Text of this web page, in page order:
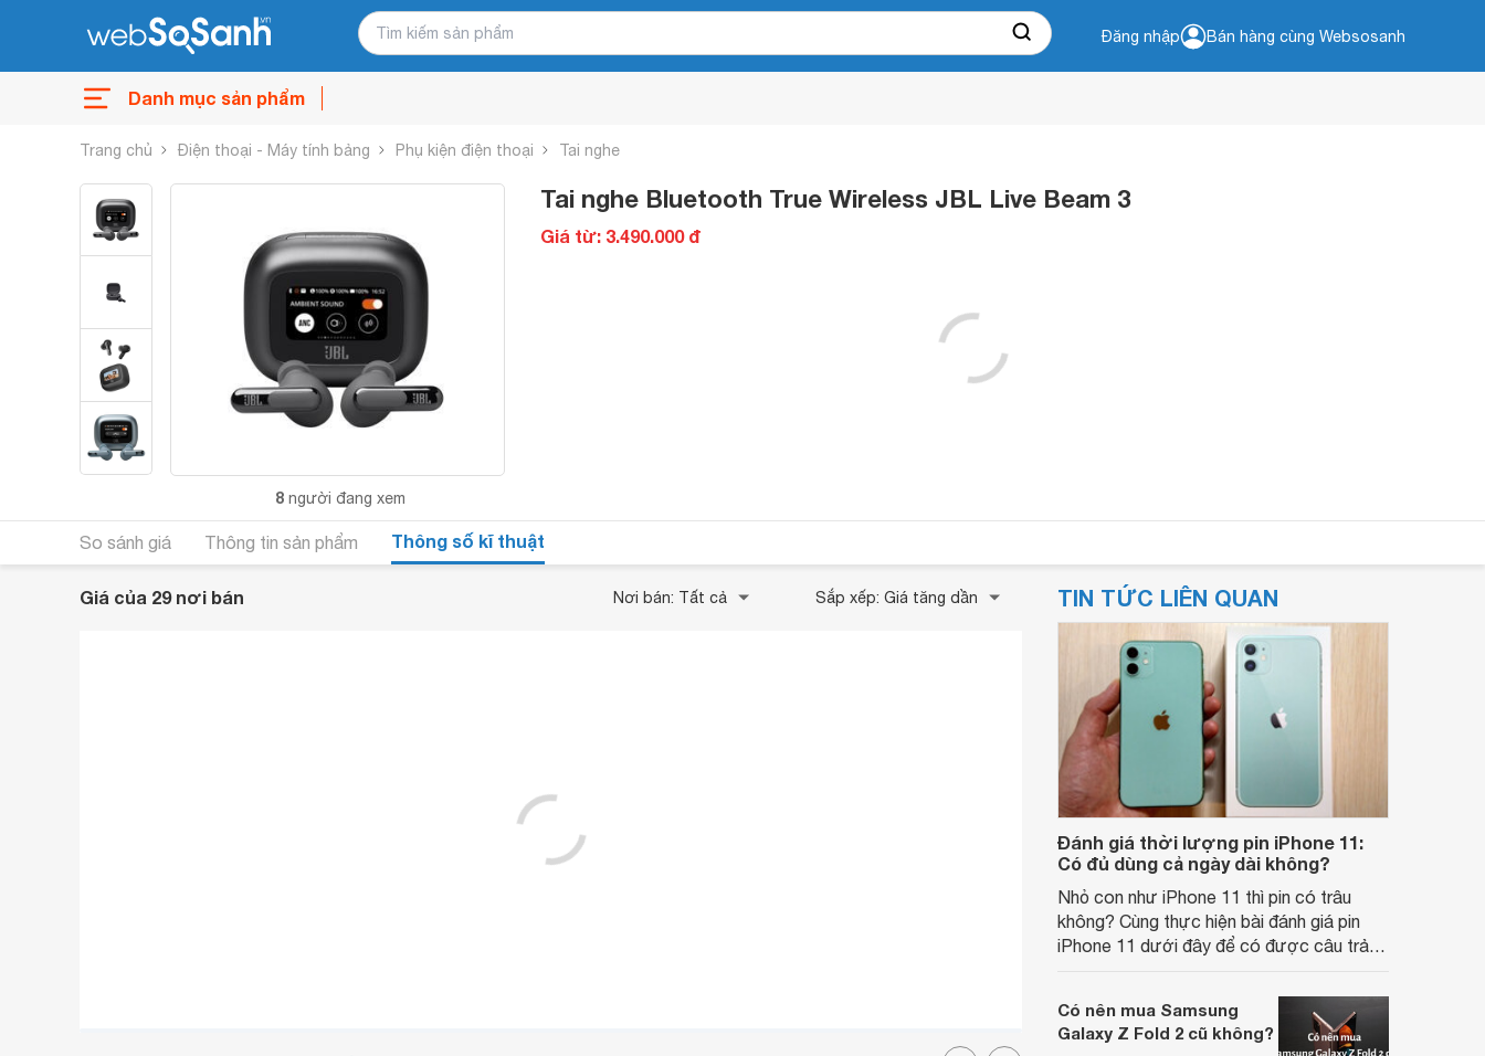
Đăng nhập Bán hàng cùng Websosanh
Danh mục sản phẩm
Trang chủ Điện thoại - Máy tính bảng Phụ kiện điện thoại Tai nghe
8 người đang xem
Tai nghe Bluetooth True Wireless JBL Live Beam 3
Giá từ: 3.490.000 đ
So sánh giá Thông tin sản phẩm Thông số kĩ thuật
Giá của 29 nơi bán Nơi bán: Tất cả Sắp xếp: Giá tăng dần TIN TỨC LIÊN QUAN
Đánh giá thời lượng pin iPhone 11:
Có đủ dùng cả ngày dài không?
Nhỏ con như iPhone 11 thì pin có trâu
không? Cùng thực hiện bài đánh giá pin
iPhone 11 dưới đây để có được câu trả
Có nên mua Samsung
Galaxy Z Fold 2 cũ không?